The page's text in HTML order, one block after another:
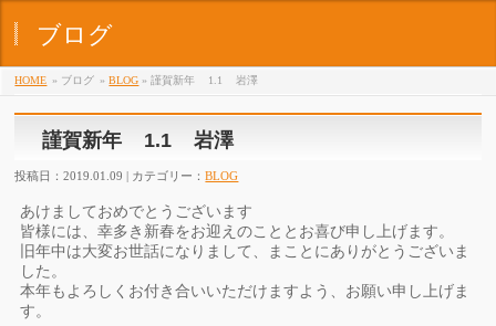
ブログ
HOME » ブログ »BLOG » 謹賀新年 1.1 岩澤
謹賀新年 1.1 岩澤
投稿日：2019.01.09 | カテゴリー：BLOG
あけましておめでとうございます
皆様には、幸多き新春をお迎えのこととお喜び申し上げます。
旧年中は大変お世話になりまして、まことにありがとうございま
し た。
本年もよろしくお付き合いいただけますよう、お願い申し上げま
す。